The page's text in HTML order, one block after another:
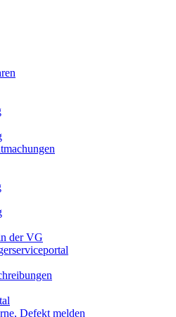
der VG
Defekt melden